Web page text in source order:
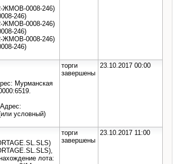
ЖМОВ-0008-246)
246)
ЖМОВ-0008-246)
246)
ЖМОВ-0008-246)
246)
Мурманская
условный)
торги
завершены
23.10.2017 00:00
лота:
торги
завершены
23.10.2017 11:00